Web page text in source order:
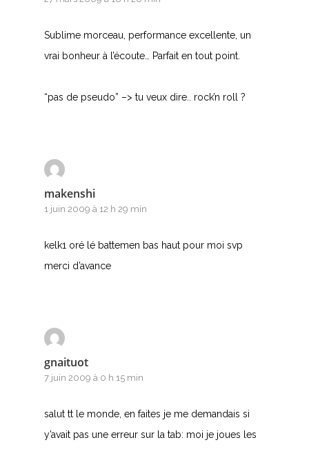
Sublime morceau, performance excellente, un
vrai bonheur à l’écoute… Parfait en tout point.
“pas de pseudo” –> tu veux dire.. rock’n roll ?
makenshi
1 juin 2009 à 12 h 29 min
kelk1 oré lé battemen bas haut pour moi svp
merci d’avance
gnaituot
7 juin 2009 à 0 h 15 min
salut tt le monde, en faites je me demandais si
y’avait pas une erreur sur la tab: moi je joues les